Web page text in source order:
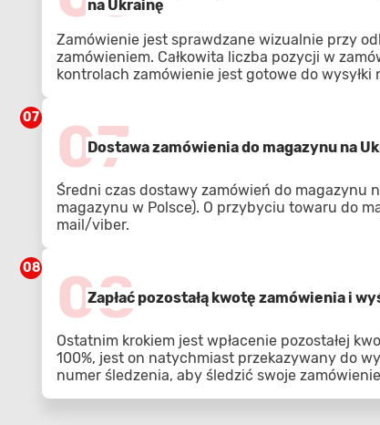
na Ukrainę
Zamówienie jest sprawdzane wizualnie przy
zamówieniem. Całkowita liczba pozycji w
kontrolach zamówienie jest gotowe do wysyłki
07 07
Dostawa zamówienia do magazynu na
Średni czas dostawy zamówień do magazynu
magazynu w Polsce). O przybyciu towaru do
mail/viber.
08 08
Zapłać pozostałą kwotę zamówienia i
Ostatnim krokiem jest wpłacenie pozostałej
100%, jest on natychmiast przekazywany do
numer śledzenia, aby śledzić swoje